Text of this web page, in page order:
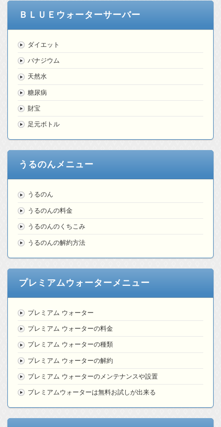
ＢＬＵＥウォーターサーバー
ダイエット
バナジウム
天然水
糖尿病
財宝
足元ボトル
うるのんメニュー
うるのん
うるのんの料金
うるのんのくちこみ
うるのんの解約方法
プレミアムウォーターメニュー
プレミアム ウォーター
プレミアム ウォーターの料金
プレミアム ウォーターの種類
プレミアム ウォーターの解約
プレミアム ウォーターのメンテナンスや設置
プレミアムウォーターは無料お試しが出来る